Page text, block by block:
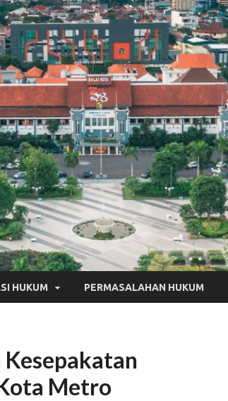
HUKUM PERMASALAHAN HUKUM
Metro